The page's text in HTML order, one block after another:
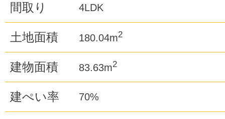
間取り 4LDK
土地面積 180.04m2
建物面積 83.63m2
建ぺい率 70%